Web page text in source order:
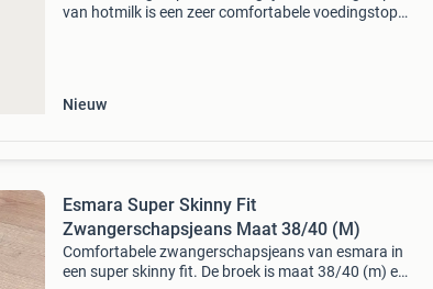
van hotmilk is een zeer comfortabele voedingstop.
Nieuw
Esmara Super Skinny Fit
Zwangerschapsjeans Maat 38/40 (M)
Comfortabele zwangerschapsjeans van esmara in
een super skinny fit. De broek is maat 38/40 (m) en